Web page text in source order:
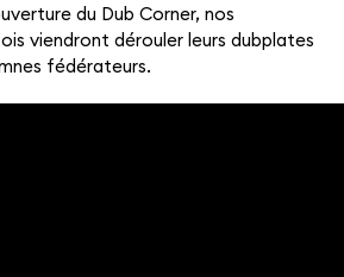
du Dub Corner, nos
viendront dérouler leurs dubplates
fédérateurs.